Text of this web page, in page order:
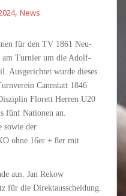
, News
für den TV 1861 Neu-
am Turnier um die Adolf-
Ausgerichtet wurde dieses
Cannstatt 1846
Florett Herren U20
fünf Nationen an.
sowie der
ohne 16er + 8er mit
aus. Jan Rekow
für die Direktausscheidung.